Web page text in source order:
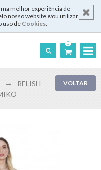
melhor experiência de
nosso website e/ou utilizar
uso de Cookies.
0
VOLTAR
RELISH